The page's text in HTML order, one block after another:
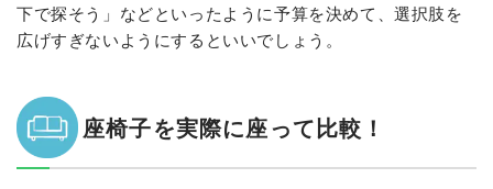
下で探そう」などといったように予算を決めて、選択肢を
広げすぎないようにするといいでしょう。
座椅子を実際に座って比較！